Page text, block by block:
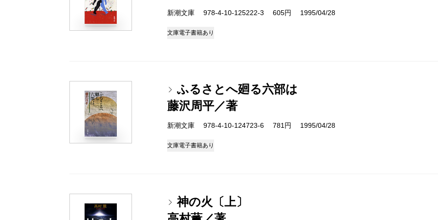
新潮文庫 978-4-10-125222-3 605円 1995/04/28
文庫電子書籍あり
ふるさとへ廻る六部は
藤沢周平／著
新潮文庫 978-4-10-124723-6 781円 1995/04/28
文庫電子書籍あり
神の火〔上〕